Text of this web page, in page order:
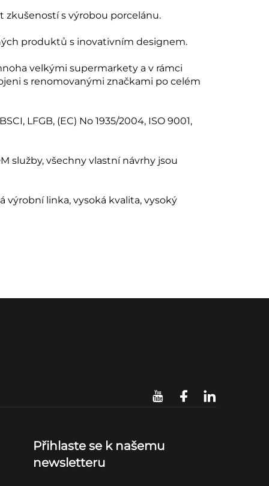
zkušeností s výrobou porcelánu.
produktů s inovativním designem.
velkými supermarkety a v rámci
s renomovanými značkami po celém
LFGB, (EC) No 1935/2004, ISO 9001,
služby, všechny vlastní návrhy jsou
výrobní linka, vysoká kvalita, vysoký
Přihlaste se k našemu
newsletteru